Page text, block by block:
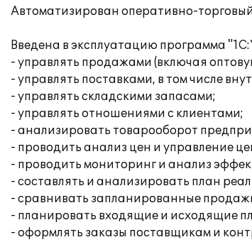
Автоматизирован оперативно-
Введена в эксплуатацию программа
- управлять продажами (включая
- управлять поставками, в том числе
- управлять складскими запасами;
- управлять отношениями с клиентами;
- анализировать товарооборот
- проводить анализ цен и управление
- проводить мониторинг и анализ
- составлять и анализировать план
- сравнивать запланированные
- планировать входящие и исходящие
- оформлять заказы поставщикам и